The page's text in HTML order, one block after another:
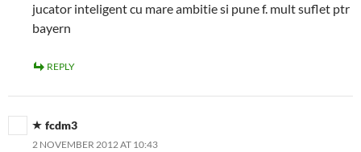
jucator inteligent cu mare ambitie si pune f. mult suflet ptr
bayern
REPLY
fcdm3
2 NOVEMBER 2012 AT 10:43